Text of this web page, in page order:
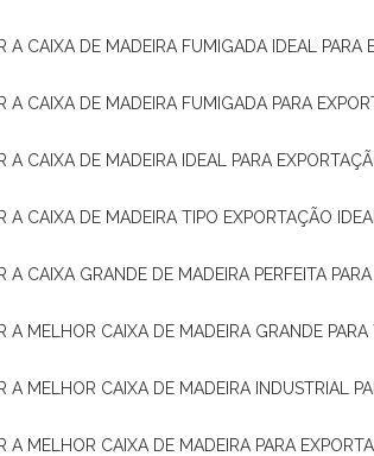
A CAIXA DE MADEIRA FUMIGADA IDEAL PARA
A CAIXA DE MADEIRA FUMIGADA PARA
A CAIXA DE MADEIRA IDEAL PARA
A CAIXA DE MADEIRA TIPO EXPORTAÇÃO
A CAIXA GRANDE DE MADEIRA PERFEITA
A MELHOR CAIXA DE MADEIRA GRANDE
A MELHOR CAIXA DE MADEIRA INDUSTRIAL
A MELHOR CAIXA DE MADEIRA PARA